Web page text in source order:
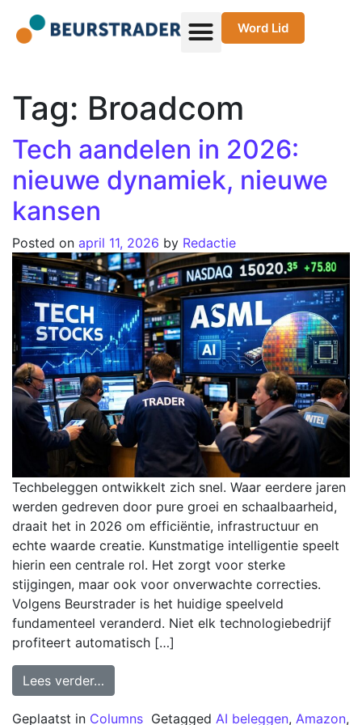
Word Lid
Tag: Broadcom
Tech aandelen in 2026:
nieuwe dynamiek, nieuwe
kansen
Posted on april 11, 2026 by Redactie
Techbeleggen ontwikkelt zich snel. Waar eerdere jaren
werden gedreven door pure groei en schaalbaarheid,
draait het in 2026 om efficiëntie, infrastructuur en
echte waarde creatie. Kunstmatige intelligentie speelt
hierin een centrale rol. Het zorgt voor sterke
stijgingen, maar ook voor onverwachte correcties.
Volgens Beurstrader is het huidige speelveld
fundamenteel veranderd. Niet elk technologiebedrijf
profiteert automatisch […]
Lees verder…
Geplaatst in Columns Getagged AI beleggen, Amazon,